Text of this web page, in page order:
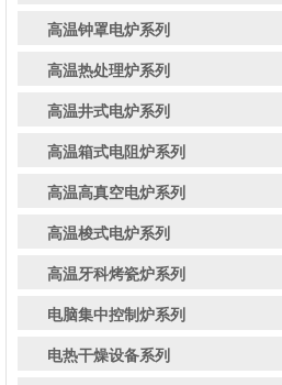
高温钟罩电炉系列
高温热处理炉系列
高温井式电炉系列
高温箱式电阻炉系列
高温高真空电炉系列
高温梭式电炉系列
高温牙科烤瓷炉系列
电脑集中控制炉系列
电热干燥设备系列